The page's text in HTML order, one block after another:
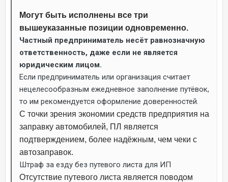
Могут быть исполнены все три
вышеуказанные позиции одновременно.
Частный предприниматель несёт равнозначную
ответственность, даже если не является
юридическим лицом.
Если предприниматель или организация считает
нецелесообразным ежедневное заполнение путёвок,
то им рекомендуется оформление доверенностей.
С точки зрения экономии средств предприятия на
заправку автомобилей, ПЛ является
подтверждением, более надёжным, чем чеки с
автозаправок.
Штраф за езду без путевого листа для ИП
Отсутствие путевого листа является поводом